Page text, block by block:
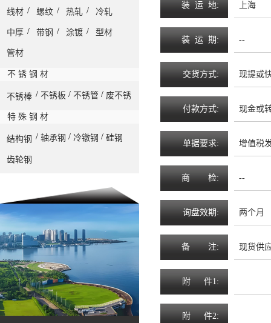
线材 / 螺纹 / 热轧 / 冷轧
中厚 / 带钢 / 涂镀 / 型材
管材
不 锈 钢 材
不锈棒 / 不锈板 / 不锈管 / 废不锈
特 殊 钢 材
结构钢 / 轴承钢 / 冷镦钢 / 硅钢
齿轮钢
装 运 地: 上海
装 运 期 : --
交货方式: 现提或
付款方式: 现金或
单据要求: 增值税
商 检: --
询盘效期 : 两个月
备 注: 现货供
附 件1:
附 件2: